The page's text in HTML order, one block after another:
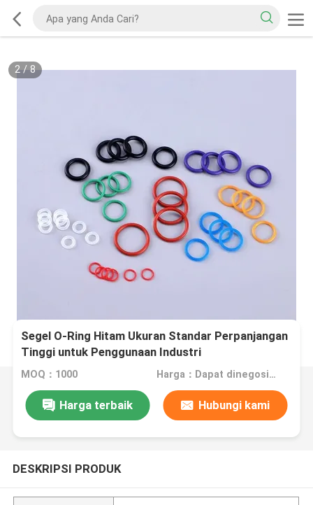
2/8
Segel O-Ring Hitam Ukuran Standar Perpanjangan
Tinggi untuk Penggunaan Industri
MOQ：1000 Harga：Dapat dinegosiasikan
Harga terbaik Hubungi kami
DESKRIPSI PRODUK